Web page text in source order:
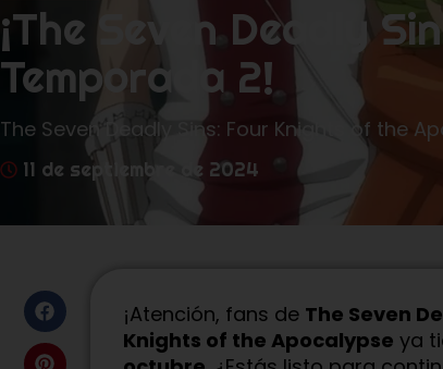
¡The Seven Deadly
Temporada 2!
The Seven Deadly Sins: Four Knights of the
11 de septiembre de 2024
¡Atención, fans de The Seven
Knights of the Apocalypse ya